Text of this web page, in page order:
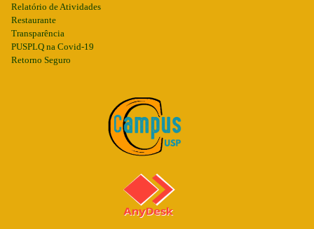
Relatório de Atividades
Restaurante
Transparência
PUSPLQ na Covid-19
Retorno Seguro